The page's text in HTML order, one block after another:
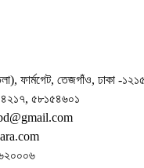
ফার্মগেট, তেজগাঁও, ঢাকা -১২১৫
৫৮১৫৪৬০১